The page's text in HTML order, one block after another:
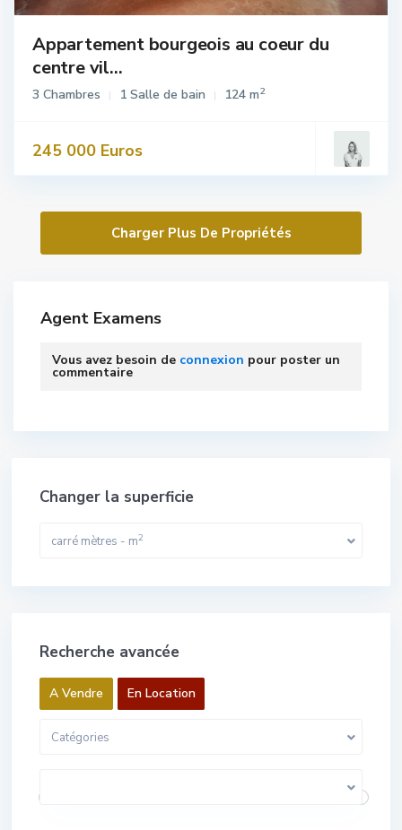
Appartement bourgeois au coeur du
centre vil...
3 Chambres 1 Salle de bain 124 m2
245 000 Euros
Agent Examens
Vous avez besoin de connexion pour poster un
commentaire
Changer la superficie
carré mètres - m2
Recherche avancée
A Vendre En Location
Catégories